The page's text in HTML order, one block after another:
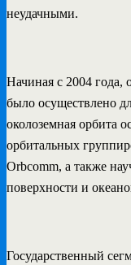
неудачными.
Начиная с 2004 года,
было осуществлено
околоземная орбита
орбитальных
Orbcomm, а также
поверхности и
Государственный